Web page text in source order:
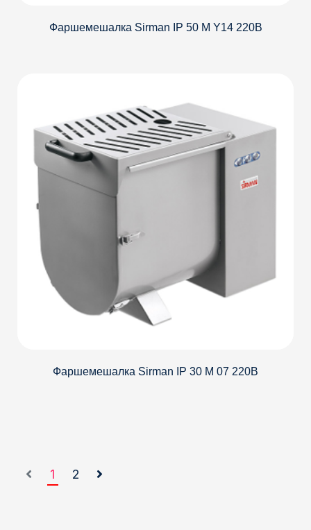
Фаршемешалка Sirman IP 50 M Y14 220В
Фаршемешалка Sirman IP 30 M 07 220В
1 2